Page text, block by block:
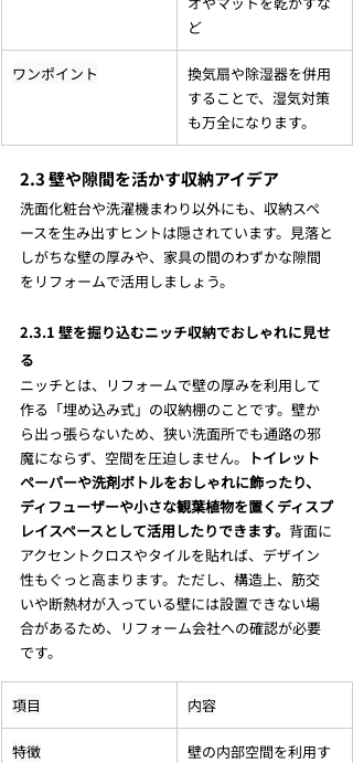
ど
ワンポイント
換気扇や除湿器を併用
することで、湿気対策
も万全になります。
2.3 壁や隙間を活かす収納アイデア
洗面化粧台や洗濯機まわり以外にも、収納スペ
ースを生み出すヒントは隠されています。見落と
しがちな壁の厚みや、家具の間のわずかな隙間
をリフォームで活用しましょう。
2.3.1 壁を掘り込むニッチ収納でおしゃれに見せ
る
ニッチとは、リフォームで壁の厚みを利用して
作る「埋め込み式」の収納棚のことです。壁か
ら出っ張らないため、狭い洗面所でも通路の邪
魔にならず、空間を圧迫しません。
トイレット
ペーパーや洗剤ボトルをおしゃれに飾ったり、
ディフューザーや小さな観葉植物を置くディスプ
レイスペースとして活用したりできます。 背面に
アクセントクロスやタイルを貼れば、デザイン
性もぐっと高まります。ただし、構造上、筋交
いや断熱材が入っている壁には設置できない場
合があるため、リフォーム会社への確認が必要
です。
項目 内容
特徴
壁の内部空間を利用す